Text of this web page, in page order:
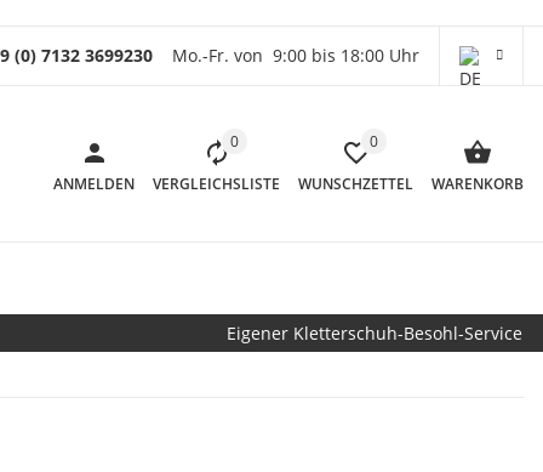
(0) 7132 3699230 Mo.-Fr. von 9:00 bis 18:00 Uhr
ANMELDEN
0
VERGLEICHSLISTE
0
WUNSCHZETTEL WARENKORB
Eigener Kletterschuh-Besohl-Service